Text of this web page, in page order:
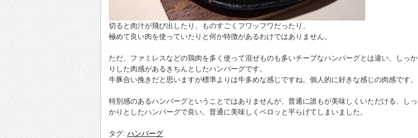
切ると肉汁が飛び出したり、ものすごくフワッフワだったり、
極めて良い肉を使っていたりと何か特徴があるわけではありません。
ただ、ファミレスなどの鶏肉を多く使って混ぜものも多いチープなハンバーグとは違い、しっか
りした肉感があるきちんとしたハンバーグです。
牛豚合い挽きだと思いますが標準よりは牛多めな感じですね。個人的に好きな感じの肉感です。
特別感のあるハンバーグということではありませんが、普通に誰もが美味しくいただける、しっ
かりとしたハンバーグで良い。普通に美味しくペロッと平らげてしまいました。
タグ: ハンバーグ